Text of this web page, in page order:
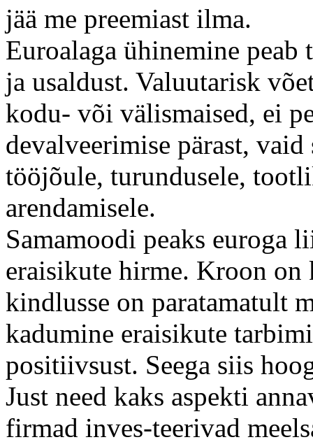
jää me preemiast ilma.
Euroalaga ühinemine peab
ja usaldust. Valuutarisk
kodu- või välismaised, ei
devalveerimise pärast,
tööjõule, turundusele,
arendamisele.
Samamoodi peaks euroga
eraisikute hirme. Kroon on
kindlusse on paratamatult
kadumine eraisikute
positiivsust. Seega siis
Just need kaks aspekti
firmad inves-teerivad